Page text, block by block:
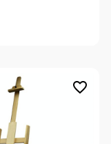
UNE ALERTE
favorite_border